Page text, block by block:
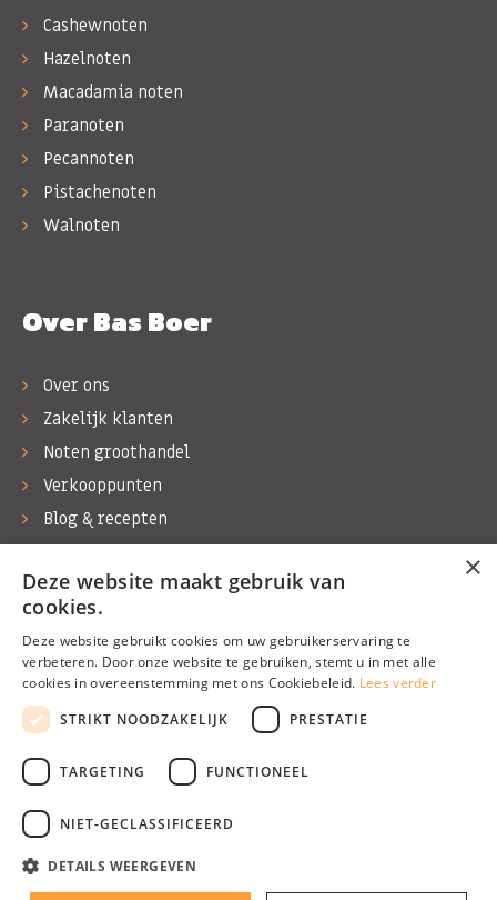
Cashewnoten
Hazelnoten
Macadamia noten
Paranoten
Pecannoten
Pistachenoten
Walnoten
Over Bas Boer
Over ons
Zakelijk klanten
Noten groothandel
Verkooppunten
Blog & recepten
Werken bij Bas Boer Noten
Contact
©1974 - 2026 Bas Boer Noten
×
Deze website maakt gebruik van
cookies.
Deze website gebruikt cookies om uw gebruikerservaring te
verbeteren. Door onze website te gebruiken, stemt u in met alle
cookies in overeenstemming met ons Cookiebeleid. Lees verder
STRIKT NOODZAKELIJK
PRESTATIE
TARGETING FUNCTIONEEL
NIET-GECLASSIFICEERD
DETAILS WEERGEVEN